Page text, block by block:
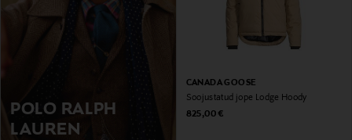
POLO RALPH
LAUREN
CANADA GOOSE
Soojustatud jope Lodge Hoody
Original Price
825,00 €